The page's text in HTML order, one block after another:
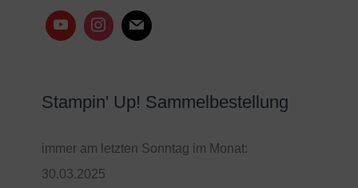
Stampin' Up! Sammelbestellung
immer am letzten Sonntag im Monat:
30.03.2025